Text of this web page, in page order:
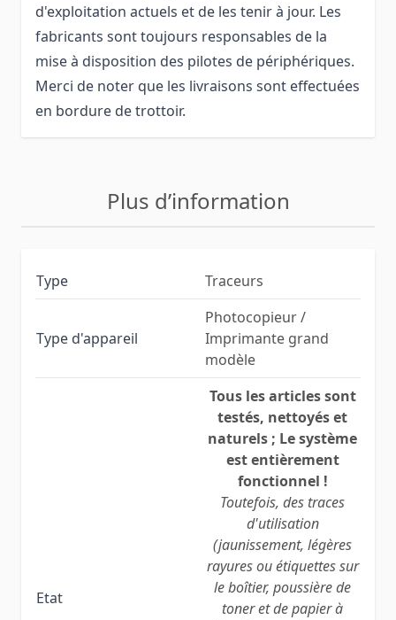
d'exploitation actuels et de les tenir à jour. Les
fabricants sont toujours responsables de la
mise à disposition des pilotes de périphériques.
Merci de noter que les livraisons sont effectuées
en bordure de trottoir.
Plus d’information
Type Traceurs
Type d'appareil
Photocopieur /
Imprimante grand
modèle
Etat
Tous les articles sont
testés, nettoyés et
naturels ; Le système
est entièrement
fonctionnel !
Toutefois, des traces
d'utilisation
(jaunissement, légères
rayures ou étiquettes sur
le boîtier, poussière de
toner et de papier à